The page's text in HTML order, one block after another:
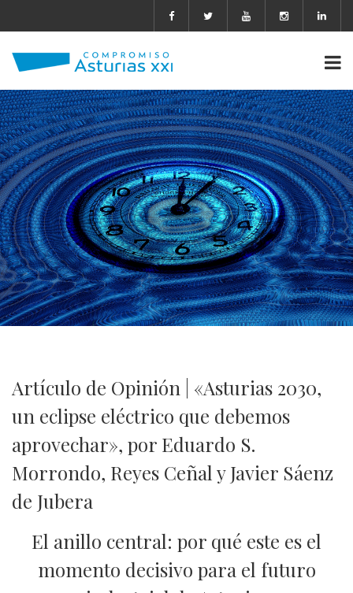
Artículo de Opinión | «Asturias 2030,
un eclipse eléctrico que debemos
aprovechar», por Eduardo S.
Morrondo, Reyes Ceñal y Javier Sáenz
de Jubera
El anillo central: por qué este es el
momento decisivo para el futuro